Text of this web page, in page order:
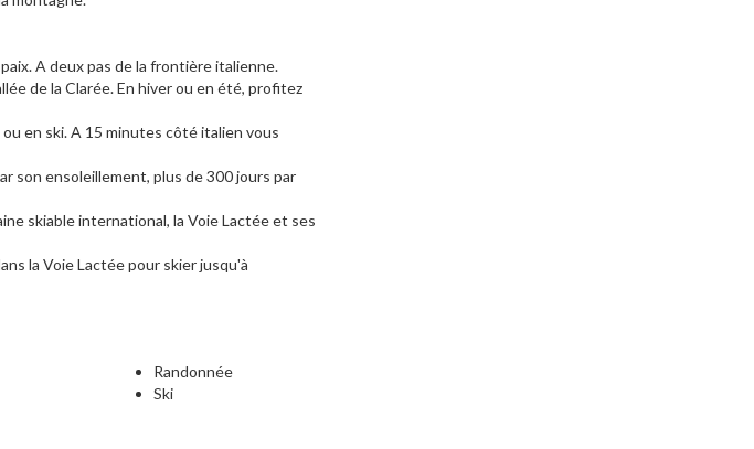
A deux pas de la frontière italienne.
de la Clarée. En hiver ou en été, profitez
en ski. A 15 minutes côté italien vous
son ensoleillement, plus de 300 jours par
skiable international, la Voie Lactée et ses
la Voie Lactée pour skier jusqu'à
Randonnée
Ski